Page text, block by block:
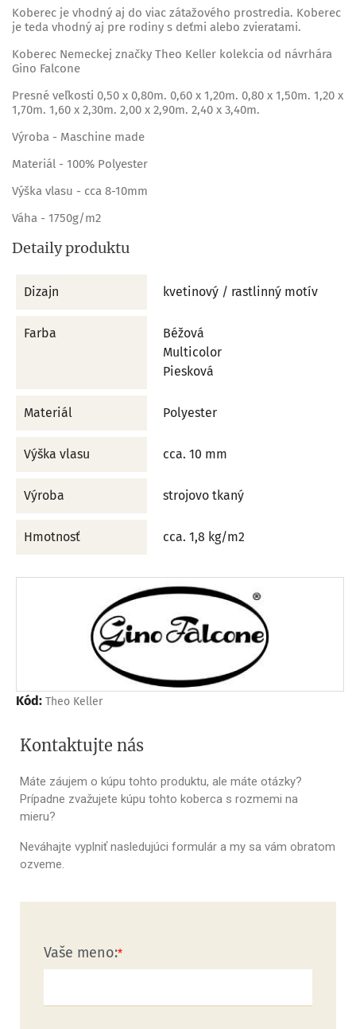
Koberec je vhodný aj do viac zátažového prostredia. Koberec
je teda vhodný aj pre rodiny s deťmi alebo zvieratami.
Koberec Nemeckej značky Theo Keller kolekcia od návrhára
Gino Falcone
Presné veľkosti 0,50 x 0,80m. 0,60 x 1,20m. 0,80 x 1,50m. 1,20 x
1,70m. 1,60 x 2,30m. 2,00 x 2,90m. 2,40 x 3,40m.
Výroba - Maschine made
Materiál - 100% Polyester
Výška vlasu - cca 8-10mm
Váha - 1750g/m2
Detaily produktu
Dizajn kvetinový / rastlinný motív
Farba
Béžová
Multicolor
Piesková
Materiál Polyester
Výška vlasu cca. 10 mm
Výroba strojovo tkaný
Hmotnosť cca. 1,8 kg/m2
Kód: Theo Keller
Kontaktujte nás
Máte záujem o kúpu tohto produktu, ale máte otázky?
Prípadne zvažujete kúpu tohto koberca s rozmemi na
mieru?
Neváhajte vyplniť nasledujúci formulár a my sa vám obratom
ozveme.
Vaše meno: